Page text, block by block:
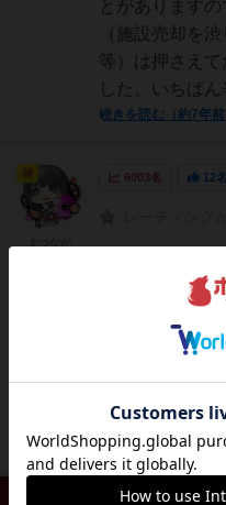
とがあります
（施設売却を
等）は押さえ
した。いちば
続きを読む（約7年前
6003名 12名
ナショナルエ
メセナに続く
ー・グローリ
スメントゲー
テキストも相
続きを読む（7年以
神
リプレイ 1件